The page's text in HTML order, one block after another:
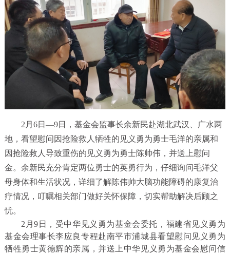
2月6日—9日，基金会监事长余新民赴湖北武汉、广水两
地，看望慰问因抢险救人牺牲的见义勇为勇士毛洋的亲属和
因抢险救人导致重伤的见义勇为勇士陈帅伟，并送上慰问
金。余新民充分肯定两位勇士的英勇行为，仔细询问毛洋父
母身体和生活状况，详细了解陈伟帅大脑功能障碍的康复治
疗情况，叮嘱相关部门做好关怀保障，切实帮助解决后顾之
忧。
2月9日，受中华见义勇为基金会委托，福建省见义勇为
基金会理事长李应良专程赴南平市浦城县看望慰问见义勇为
牺牲勇士黄德辉的亲属，并送上中华见义勇为基金会慰问信